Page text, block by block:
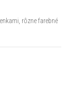
rôzne farebné